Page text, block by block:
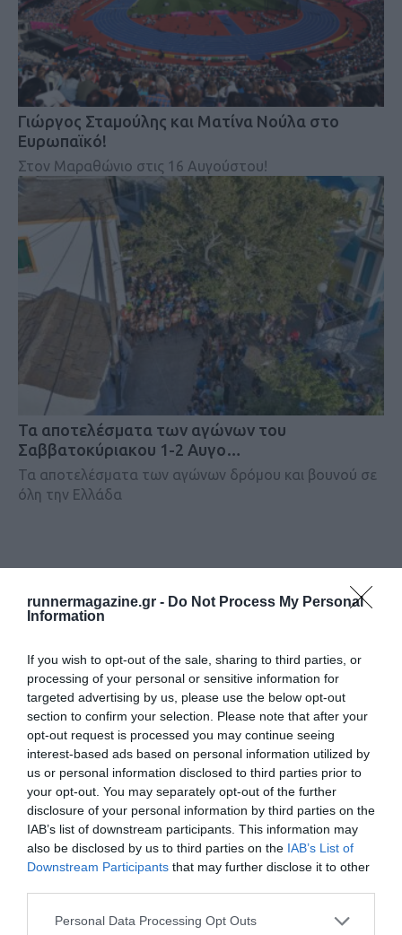
runnermagazine.gr - Do Not Process My Personal
Information
If you wish to opt-out of the sale, sharing to third parties, or
processing of your personal or sensitive information for
targeted advertising by us, please use the below opt-out
section to confirm your selection. Please note that after your
opt-out request is processed you may continue seeing
interest-based ads based on personal information utilized by
us or personal information disclosed to third parties prior to
your opt-out. You may separately opt-out of the further
disclosure of your personal information by third parties on the
IAB’s list of downstream participants. This information may
also be disclosed by us to third parties on the IAB’s List of
Downstream Participants that may further disclose it to other
Personal Data Processing Opt Outs
Γιώργος Σταμούλης και Ματίνα Νούλα στο
Ευρωπαϊκό!
Στον Μαραθώνιο στις 16 Αυγούστου!
Τα αποτελέσματα των αγώνων του
Σαββατοκύριακου 1-2 Αυγο…
Τα αποτελέσματα των αγώνων δρόμου και βουνού σε
όλη την Ελλάδα